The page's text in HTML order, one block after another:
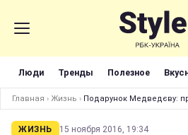
Люди Тренды Полезное
Главная › Жизнь › Подарунок Медведєву:
ЖИЗНЬ 15 ноября 2016, 19:34